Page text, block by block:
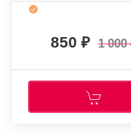
850 1 000